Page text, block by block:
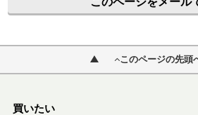
このページの先頭
買いたい